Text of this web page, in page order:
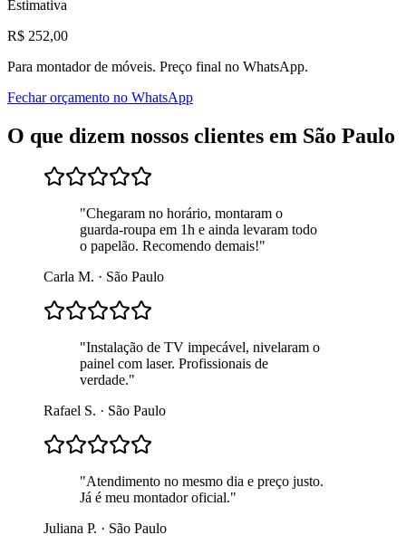
Estimativa
R$ 252,00
Para montador de móveis. Preço final no WhatsApp.
Fechar orçamento no WhatsApp
O que dizem nossos clientes em São Paulo
"Chegaram no horário, montaram o
guarda-roupa em 1h e ainda levaram todo
o papelão. Recomendo demais!"
Carla M. · São Paulo
"Instalação de TV impecável, nivelaram o
painel com laser. Profissionais de
verdade."
Rafael S. · São Paulo
"Atendimento no mesmo dia e preço justo.
Já é meu montador oficial."
Juliana P. · São Paulo